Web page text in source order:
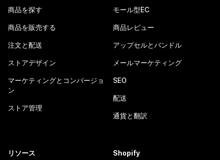
商品を探す
商品を販売する
注文と配送
ストアデザイン
マーケティングとコンバージョ
ン
ストア管理
モール型EC
商品レビュー
アップセルとバンドル
メールマーケティング
SEO
配送
通貨と翻訳
リソース Shopify